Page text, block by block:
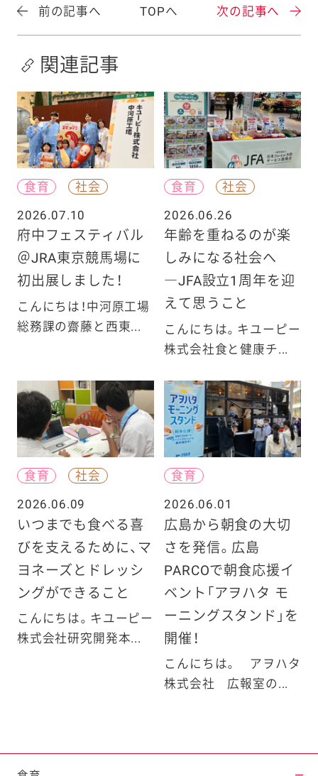
前の記事へ TOPへ 次の記事へ
関連記事
食育
社会
2026.07.10
府中フェスティバル
＠JRA東京競馬場に
初出展しました！
こんにちは！中河原工場
総務課の齋藤と西東...
食育
社会
2026.06.26
年齢を重ねるのが楽
しみになる社会へ
―JFA設立1周年を迎
えて思うこと
こんにちは。キユーピー
株式会社食と健康チ...
食育
社会
2026.06.09
いつまでも食べる喜
びを支えるために、マ
ヨネーズとドレッシ
ングができること
こんにちは。キユーピー
株式会社研究開発本...
食育
2026.06.01
広島から朝食の大切
さを発信。広島
PARCOで朝食応援イ
ベント「アヲハタ モ
ーニングスタンド」を
開催！
こんにちは。 アヲハタ
株式会社 広報室の...